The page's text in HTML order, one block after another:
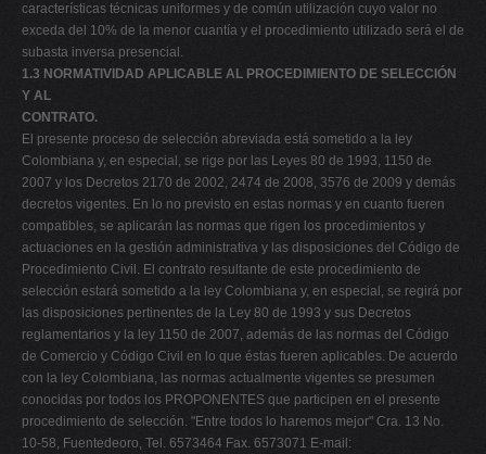
características técnicas uniformes y de común utilización cuyo valor no
exceda del 10% de la menor cuantía y el procedimiento utilizado será el de
subasta inversa presencial.
1.3 NORMATIVIDAD APLICABLE AL PROCEDIMIENTO DE SELECCIÓN
Y AL
CONTRATO.
El presente proceso de selección abreviada está sometido a la ley
Colombiana y, en especial, se rige por las Leyes 80 de 1993, 1150 de
2007 y los Decretos 2170 de 2002, 2474 de 2008, 3576 de 2009 y demás
decretos vigentes. En lo no previsto en estas normas y en cuanto fueren
compatibles, se aplicarán las normas que rigen los procedimientos y
actuaciones en la gestión administrativa y las disposiciones del Código de
Procedimiento Civil. El contrato resultante de este procedimiento de
selección estará sometido a la ley Colombiana y, en especial, se regirá por
las disposiciones pertinentes de la Ley 80 de 1993 y sus Decretos
reglamentarios y la ley 1150 de 2007, además de las normas del Código
de Comercio y Código Civil en lo que éstas fueren aplicables. De acuerdo
con la ley Colombiana, las normas actualmente vigentes se presumen
conocidas por todos los PROPONENTES que participen en el presente
procedimiento de selección. "Entre todos lo haremos mejor" Cra. 13 No.
10-58, Fuentedeoro, Tel. 6573464 Fax. 6573071 E-mail: